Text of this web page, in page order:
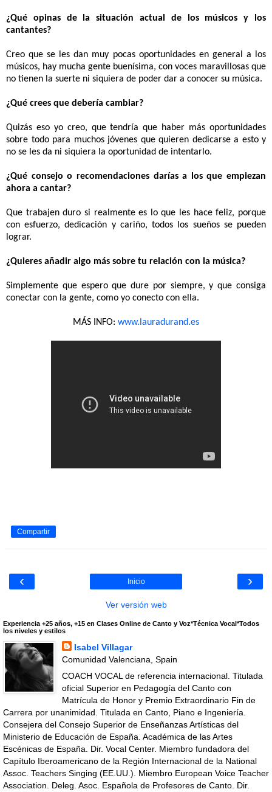
¿Qué opinas de la situación actual de los músicos y los
cantantes?
Creo que se les dan muy pocas oportunidades en general a los
músicos, hay mucha gente buenísima, con voces maravillosas que
no tienen la suerte ni siquiera de poder dar a conocer su música.
¿Qué crees que debería cambiar?
Quizás eso yo creo, que tendría que haber más oportunidades
sobre todo para muchos jóvenes que quieren dedicarse a esto y
no se les da ni siquiera la oportunidad de intentarlo.
¿Qué consejo o recomendaciones darías a los que empiezan
ahora a cantar?
Que trabajen duro si realmente es lo que les hace feliz, porque
con esfuerzo, dedicación y cariño, todos los sueños se pueden
lograr.
¿Quieres añadir algo más sobre tu relación con la música?
Simplemente que espero que dure por siempre, y que consiga
conectar con la gente, como yo conecto con ella.
MÁS INFO: www.lauradurand.es
Compartir
‹ ›
Inicio
Ver versión web
Experiencia +25 años, +15 en Clases Online de Canto y Voz*Técnica Vocal*Todos
los niveles y estilos
Isabel Villagar
Comunidad Valenciana, Spain
COACH VOCAL de referencia internacional. Titulada
oficial Superior en Pedagogía del Canto con
Matrícula de Honor y Premio Extraordinario Fin de
Carrera por unanimidad. Titulada en Canto, Piano e Ingeniería.
Consejera del Consejo Superior de Enseñanzas Artísticas del
Ministerio de Educación de España. Académica de las Artes
Escénicas de España. Dir. Vocal Center. Miembro fundadora del
Capítulo Iberoamericano de la Región Internacional de la National
Assoc. Teachers Singing (EE.UU.). Miembro European Voice Teacher
Association. Deleg. Asoc. Española de Profesores de Canto. Dir.